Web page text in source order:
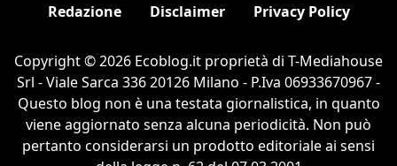
Redazione Disclaimer Privacy Policy
Copyright © 2026 Ecoblog.it proprietà di T-Mediahouse
Srl - Viale Sarca 336 20126 Milano - P.Iva 06933670967 -
Questo blog non è una testata giornalistica, in quanto
viene aggiornato senza alcuna periodicità. Non può
pertanto considerarsi un prodotto editoriale ai sensi